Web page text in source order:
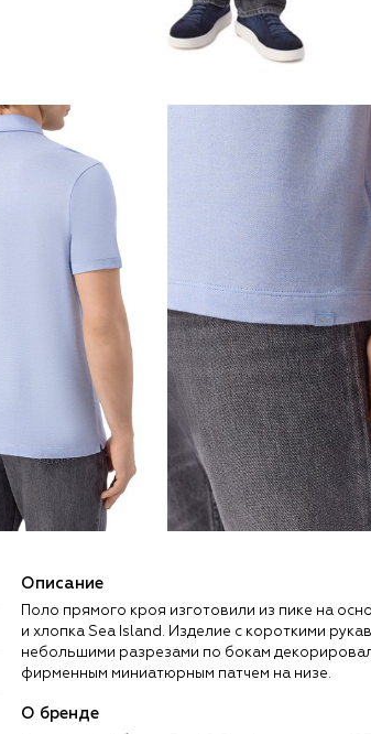
Описание
Поло прямого кроя изготовили из пике на
и хлопка Sea Island. Изделие с короткими
небольшими разрезами по бокам
фирменным миниатюрным патчем на низе.
О бренде